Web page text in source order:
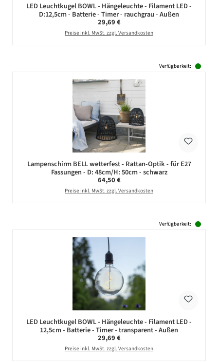
LED Leuchtkugel BOWL - Hängeleuchte - Filament LED -
D:12,5cm - Batterie - Timer - rauchgrau - Außen
Regulärer Preis:
29,69 €
Preise inkl. MwSt. zzgl. Versandkosten
Verfügbarkeit:
Lampenschirm BELL wetterfest - Rattan-Optik - für E27
Fassungen - D: 48cm/H: 50cm - schwarz
Regulärer Preis:
64,50 €
Preise inkl. MwSt. zzgl. Versandkosten
Verfügbarkeit:
LED Leuchtkugel BOWL - Hängeleuchte - Filament LED -
12,5cm - Batterie - Timer - transparent - Außen
Regulärer Preis:
29,69 €
Preise inkl. MwSt. zzgl. Versandkosten